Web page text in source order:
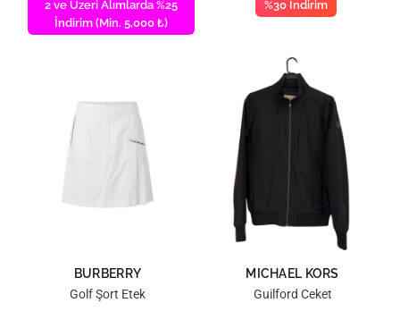
2 ve Üzeri Alımlarda %25
İndirim (Min. 5,000 ₺)
%30 İndirim
BURBERRY
Golf Şort Etek
MICHAEL KORS
Guilford Ceket